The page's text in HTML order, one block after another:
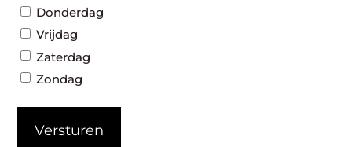
Donderdag
Vrijdag
Zaterdag
Zondag